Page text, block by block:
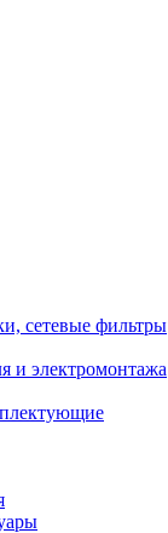
сетевые фильтры
и электромонтажа